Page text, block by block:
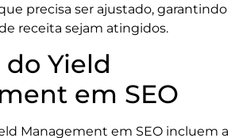
precisa ser ajustado, garantindo
receita sejam atingidos.
do Yield
em SEO
Management em SEO incluem a